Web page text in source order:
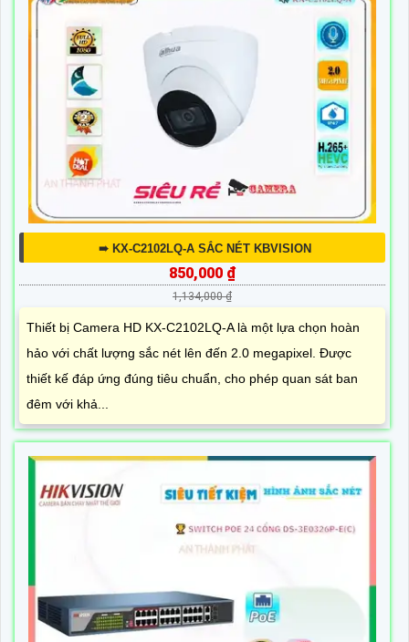
➠ KX-C2102LQ-A SẮC NÉT KBVISION
850,000 ₫
1,134,000 ₫
Thiết bị Camera HD KX-C2102LQ-A là một lựa chọn hoàn
hảo với chất lượng sắc nét lên đến 2.0 megapixel. Được
thiết kế đáp ứng đúng tiêu chuẩn, cho phép quan sát ban
đêm với khả...